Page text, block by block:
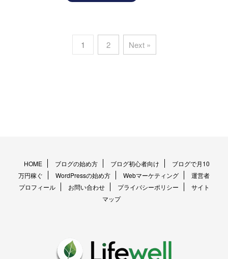
1 2 Next »
HOME ブログの始め方 ブログ初心者向け
ブログで月10
万円稼ぐ
WordPressの始め方 Webマーケティング
運営者
プロフィール
お問い合わせ プライバシーポリシー
サイト
マップ